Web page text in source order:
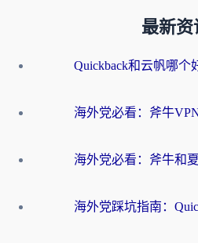
最新资